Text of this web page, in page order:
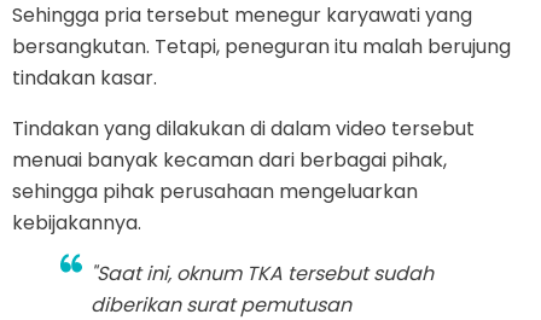
Sehingga pria tersebut menegur karyawati yang
bersangkutan. Tetapi, peneguran itu malah berujung
tindakan kasar.
Tindakan yang dilakukan di dalam video tersebut
menuai banyak kecaman dari berbagai pihak,
sehingga pihak perusahaan mengeluarkan
kebijakannya.
"Saat ini, oknum TKA tersebut sudah
diberikan surat pemutusan